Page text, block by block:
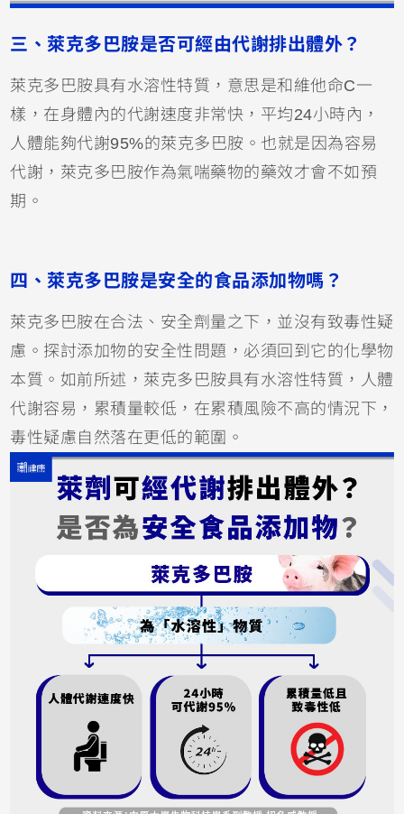
三、萊克多巴胺是否可經由代謝排出體外？
萊克多巴胺具有水溶性特質，意思是和維他命C一
樣，在身體內的代謝速度非常快，平均24小時內，
人體能夠代謝95%的萊克多巴胺。也就是因為容易
代謝，萊克多巴胺作為氣喘藥物的藥效才會不如預
期。
四、萊克多巴胺是安全的食品添加物嗎？
萊克多巴胺在合法、安全劑量之下，並沒有致毒性疑
慮。探討添加物的安全性問題，必須回到它的化學物
本質。如前所述，萊克多巴胺具有水溶性特質，人體
代謝容易，累積量較低，在累積風險不高的情況下，
毒性疑慮自然落在更低的範圍。